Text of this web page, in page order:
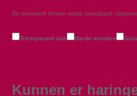
De doorwerk tenten wordt standaard
Transparant dak Harde wanden
Kunnen er